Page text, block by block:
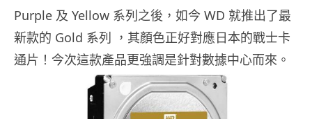
Purple 及 Yellow 系列之後，如今 WD 就推出了最
新款的 Gold 系列 ，其顏色正好對應日本的戰士卡
通片！今次這款產品更強調是針對數據中心而來。